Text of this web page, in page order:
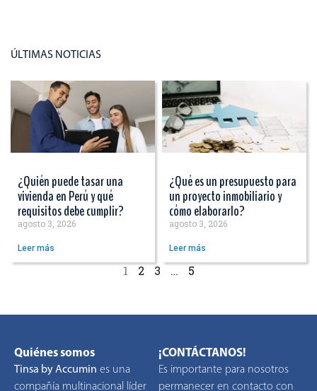
ÚLTIMAS NOTICIAS
¿Quién puede tasar una
vivienda en Perú y qué
requisitos debe cumplir?
agosto 3, 2026
Leer más
¿Qué es un presupuesto para
un proyecto inmobiliario y
cómo elaborarlo?
agosto 3, 2026
Leer más
1 2 3 … 5
Quiénes somos
Tinsa by Accumin es una
compañía multinacional líder
¡CONTÁCTANOS!
Es importante para nosotros
permanecer en contacto con